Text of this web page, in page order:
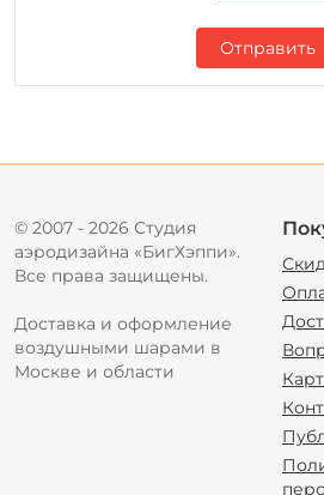
Отправить
© 2007 - 2026 Студия
аэродизайна «БигХэппи».
Все права защищены.
Доставка и оформление
воздушными шарами в
Москве и области